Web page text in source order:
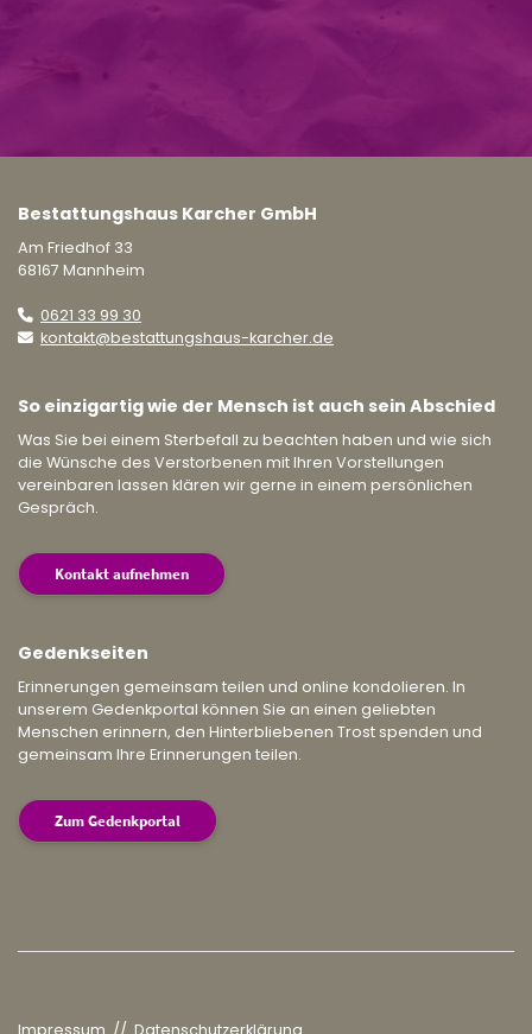
Bestattungshaus Karcher GmbH
Am Friedhof 33
68167 Mannheim
0621 33 99 30
kontakt@bestattungshaus-karcher.de
So einzigartig wie der Mensch ist auch sein Abschied
Was Sie bei einem Sterbefall zu beachten haben und wie sich
die Wünsche des Verstorbenen mit Ihren Vorstellungen
vereinbaren lassen klären wir gerne in einem persönlichen
Gespräch.
Kontakt aufnehmen
Gedenkseiten
Erinnerungen gemeinsam teilen und online kondolieren. In
unserem Gedenkportal können Sie an einen geliebten
Menschen erinnern, den Hinterbliebenen Trost spenden und
gemeinsam Ihre Erinnerungen teilen.
Zum Gedenkportal